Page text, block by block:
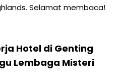
Selamat membaca!
Hotel di Genting
Lembaga Misteri